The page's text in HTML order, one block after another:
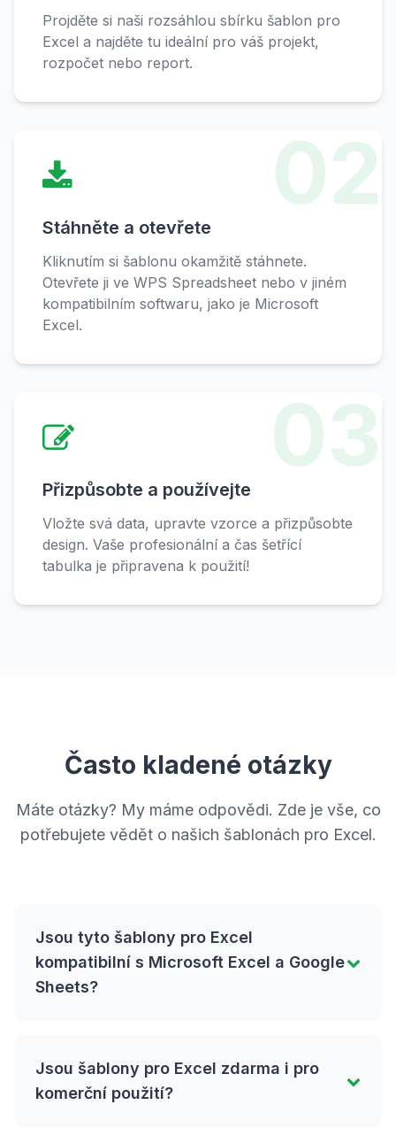
Projděte si naši rozsáhlou sbírku šablon pro
Excel a najděte tu ideální pro váš projekt,
rozpočet nebo report.
02
Stáhněte a otevřete
Kliknutím si šablonu okamžitě stáhnete.
Otevřete ji ve WPS Spreadsheet nebo v jiném
kompatibilním softwaru, jako je Microsoft
Excel.
03
Přizpůsobte a používejte
Vložte svá data, upravte vzorce a přizpůsobte
design. Vaše profesionální a čas šetřící
tabulka je připravena k použití!
Často kladené otázky
Máte otázky? My máme odpovědi. Zde je vše, co
potřebujete vědět o našich šablonách pro Excel.
Jsou tyto šablony pro Excel
kompatibilní s Microsoft Excel a Google
Sheets?
Jsou šablony pro Excel zdarma i pro
komerční použití?